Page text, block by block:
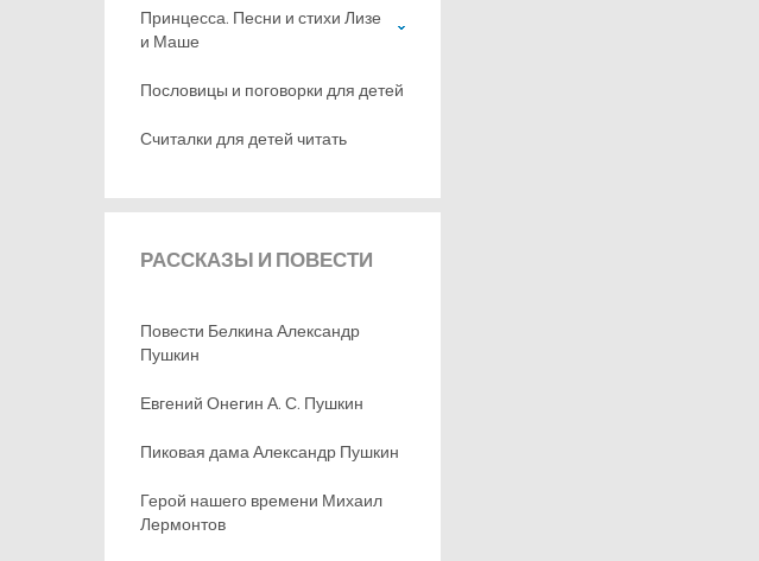
Принцесса. Песни и стихи Лизе
и Маше
Пословицы и поговорки для детей
Считалки для детей читать
РАССКАЗЫ И ПОВЕСТИ
Повести Белкина Александр
Пушкин
Евгений Онегин А. С. Пушкин
Пиковая дама Александр Пушкин
Герой нашего времени Михаил
Лермонтов